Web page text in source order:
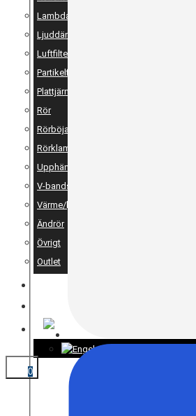
Lambda
Ljuddämpare
Luftfilter
Partikelfilter
Plattjärn, vinkeljärn & stänger
Rör
Rörböjar
Rörklammer
Upphängning
V-bandsklammer & V-bandsflänsar
Värme/ljudisolering
Ändrör
Övrigt
Outlet
0